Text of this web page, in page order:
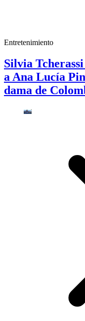
Entretenimiento
Silvia
a Ana Lucía
dama de